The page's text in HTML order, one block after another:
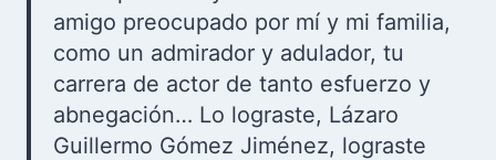
amigo preocupado por mí y mi familia,
como un admirador y adulador, tu
carrera de actor de tanto esfuerzo y
abnegación… Lo lograste, Lázaro
Guillermo Gómez Jiménez, lograste